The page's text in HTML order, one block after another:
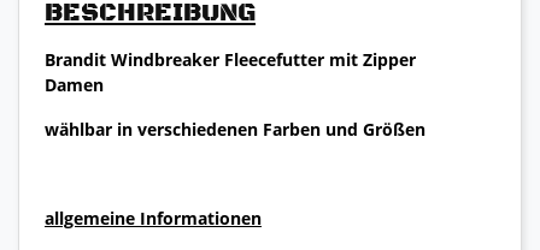
BESCHREIBUNG
Brandit Windbreaker Fleecefutter mit Zipper
Damen
wählbar in verschiedenen Farben und Größen
allgemeine Informationen